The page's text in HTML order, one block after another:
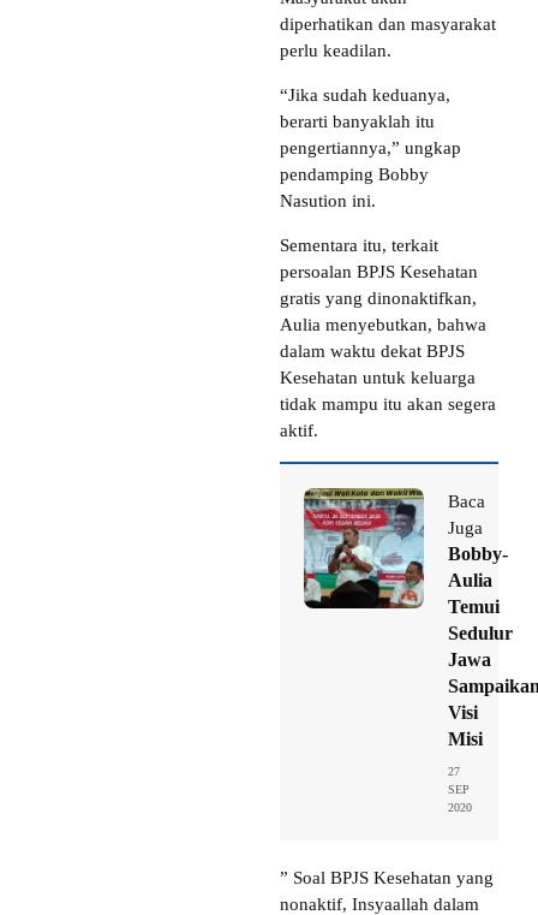
diperhatikan dan masyarakat
perlu keadilan.
“Jika sudah keduanya,
berarti banyaklah itu
pengertiannya,” ungkap
pendamping Bobby
Nasution ini.
Sementara itu, terkait
persoalan BPJS Kesehatan
gratis yang dinonaktifkan,
Aulia menyebutkan, bahwa
dalam waktu dekat BPJS
Kesehatan untuk keluarga
tidak mampu itu akan segera
aktif.
Baca
Juga
Bobby-
Aulia
Temui
Sedulur
Jawa
Visi
Misi
27
SEP
2020
” Soal BPJS Kesehatan yang
nonaktif, Insyaallah dalam